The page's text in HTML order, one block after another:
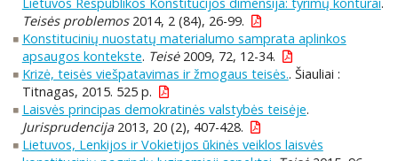
Teisės problemos2014, 2 (84), 26-99.
Konstitucinių nuostatų materialumo samprata aplinkos
apsaugos kontekste. Teisė2009, 72, 12-34.
Krizė, teisės viešpatavimas ir žmogaus teisės.. Šiauliai :
Titnagas, 2015. 525 p.
Laisvės principas demokratinės valstybės teisėje.
Jurisprudencija2013, 20 (2), 407-428.
Lietuvos, Lenkijos ir Vokietijos ūkinės veiklos laisvės